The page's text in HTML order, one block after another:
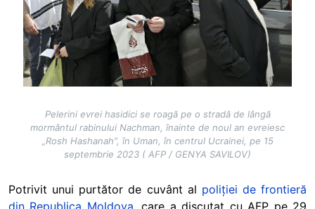
Pelerini evrei hasidici se roagă pe o stradă de lângă
mormântul rabinului Nachman, înainte de noul an evreiesc
„Rosh Hashanah”, în Uman, în centrul Ucrainei, pe 15
septembrie 2023 ( AFP / GENYA SAVILOV)
Potrivit unui purtător de cuvânt al poliției de frontieră